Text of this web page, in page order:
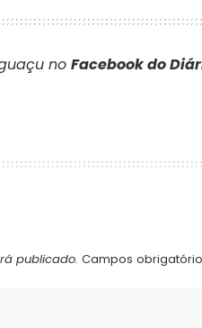
no Facebook do
publicado. Campos